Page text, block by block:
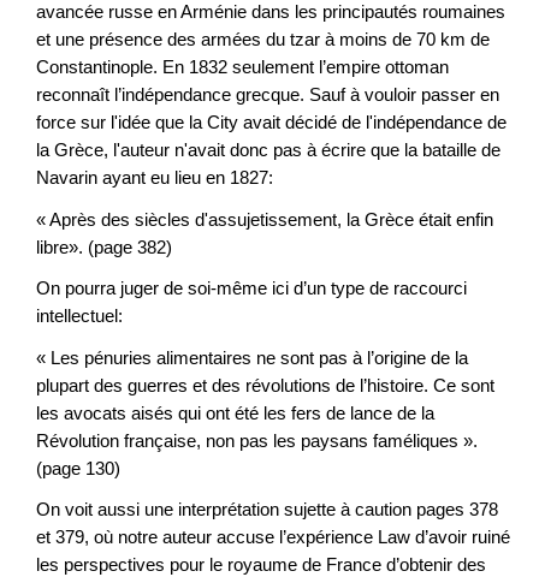
avancée russe en Arménie dans les principautés roumaines
et une présence des armées du tzar à moins de 70 km de
Constantinople. En 1832 seulement l’empire ottoman
reconnaît l’indépendance grecque. Sauf à vouloir passer en
force sur l'idée que la City avait décidé de l'indépendance de
la Grèce, l'auteur n'avait donc pas à écrire que la bataille de
Navarin ayant eu lieu en 1827:
« Après des siècles d'assujetissement, la Grèce était enfin
libre». (page 382)
On pourra juger de soi-même ici d’un type de raccourci
intellectuel:
« Les pénuries alimentaires ne sont pas à l’origine de la
plupart des guerres et des révolutions de l’histoire. Ce sont
les avocats aisés qui ont été les fers de lance de la
Révolution française, non pas les paysans faméliques ».
(page 130)
On voit aussi une interprétation sujette à caution pages 378
et 379, où notre auteur accuse l’expérience Law d’avoir ruiné
les perspectives pour le royaume de France d’obtenir des